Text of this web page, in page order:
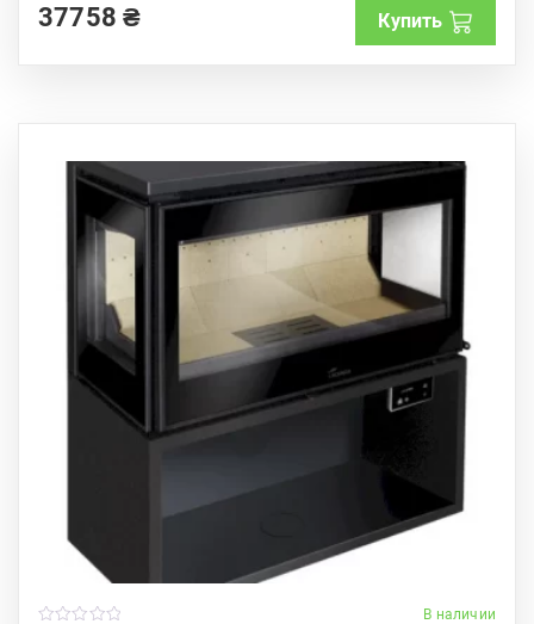
o
f
37758₴ Купить
В наличии